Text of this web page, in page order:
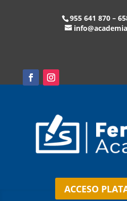
955 641 870 –
ACCESO